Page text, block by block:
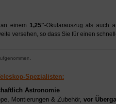
einem 1,25"-Okularauszug als auch
versehen, so dass Sie für einen
Spezialisten:
Astronomie
Montierungen & Zubehör, vor